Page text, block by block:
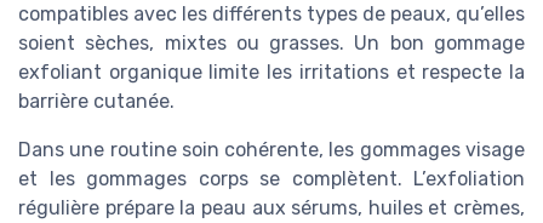
compatibles avec les différents types de peaux, qu’elles
soient sèches, mixtes ou grasses. Un bon gommage
exfoliant organique limite les irritations et respecte la
barrière cutanée.
Dans une routine soin cohérente, les gommages visage
et les gommages corps se complètent. L’exfoliation
régulière prépare la peau aux sérums, huiles et crèmes,